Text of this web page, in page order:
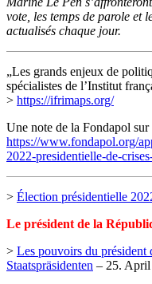
vote, les temps de parole et
actualisés chaque jour.
„Les grands enjeux de
spécialistes de l’Institut
> https://ifrimaps.org/
Une note de la Fondapol
https://www.fondapol.org/
2022-presidentielle-de-
> Élection présidentielle
Le président de la
> Les pouvoirs du président
Staatspräsidenten – 25.